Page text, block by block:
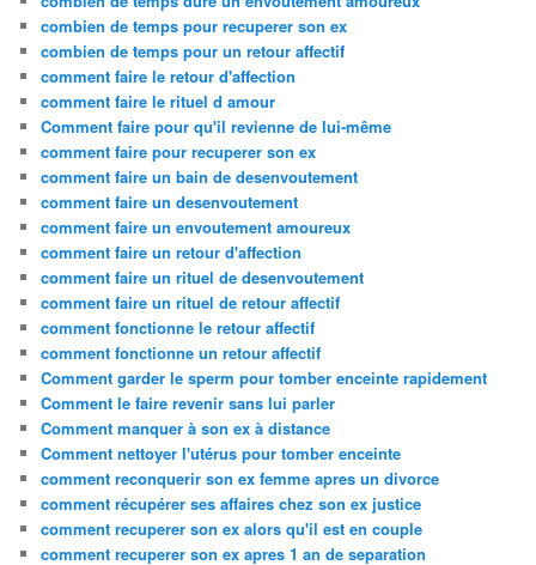
combien de temps pour recuperer son ex
combien de temps pour un retour affectif
comment faire le retour d'affection
comment faire le rituel d amour
Comment faire pour qu'il revienne de lui-même
comment faire pour recuperer son ex
comment faire un bain de desenvoutement
comment faire un desenvoutement
comment faire un envoutement amoureux
comment faire un retour d'affection
comment faire un rituel de desenvoutement
comment faire un rituel de retour affectif
comment fonctionne le retour affectif
comment fonctionne un retour affectif
Comment garder le sperm pour tomber enceinte rapidement
Comment le faire revenir sans lui parler
Comment manquer à son ex à distance
Comment nettoyer l'utérus pour tomber enceinte
comment reconquerir son ex femme apres un divorce
comment récupérer ses affaires chez son ex justice
comment recuperer son ex alors qu'il est en couple
comment recuperer son ex apres 1 an de separation